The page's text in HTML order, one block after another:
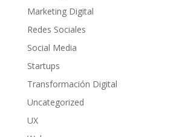
Marketing Digital
Redes Sociales
Social Media
Startups
Transformación Digital
Uncategorized
UX